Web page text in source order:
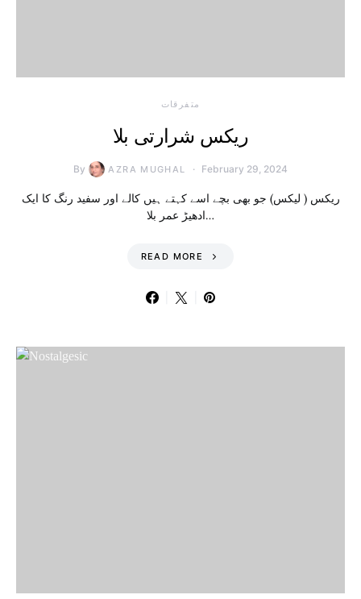
متفرقات
ریکس شرارتی بلا
By AZRA MUGHAL February 29, 2024
ریکس ( لیکس) جو بھی بچے اسے کہتے ہیں کالے اور سفید رنگ کا ایک
ادھیڑ عمر بلا…
READ MORE